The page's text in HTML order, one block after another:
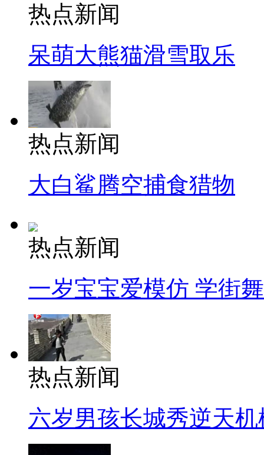
热点新闻
呆萌大熊猫滑雪取乐
热点新闻
大白鲨腾空捕食猎物
热点新闻
一岁宝宝爱模仿 学街
热点新闻
六岁男孩长城秀逆天机